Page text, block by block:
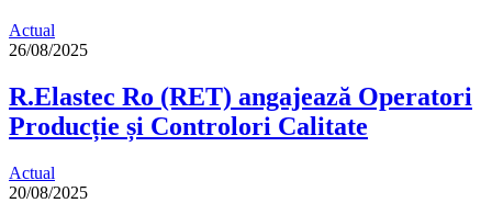
Actual
26/08/2025
R.Elastec Ro (RET) angajează Operatori
Producție și Controlori Calitate
Actual
20/08/2025